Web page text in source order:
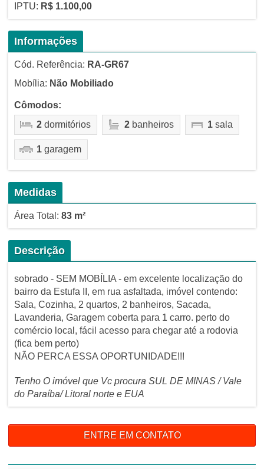
IPTU: R$ 1.100,00
Informações
Cód. Referência: RA-GR67
Mobília: Não Mobiliado
Cômodos:
2dormitórios 2banheiros 1sala
1garagem
Medidas
Área Total: 83 m²
Descrição
sobrado - SEM MOBÍLIA - em excelente localização do
bairro da Estufa II, em rua asfaltada, imóvel contendo:
Sala, Cozinha, 2 quartos, 2 banheiros, Sacada,
Lavanderia, Garagem coberta para 1 carro. perto do
comércio local, fácil acesso para chegar até a rodovia
(fica bem perto)
NÃO PERCA ESSA OPORTUNIDADE!!!
Tenho O imóvel que Vc procura SUL DE MINAS / Vale
do Paraíba/ Litoral norte e EUA
ENTRE EM CONTATO